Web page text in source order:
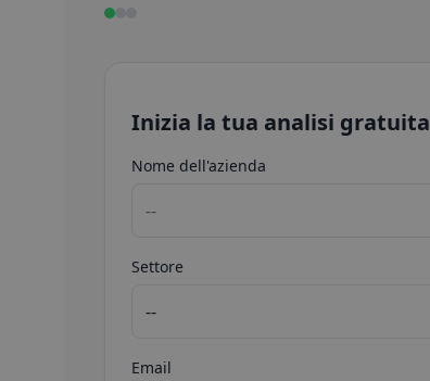
Inizia la tua analisi gratuita
Nome dell'azienda
Settore
Email